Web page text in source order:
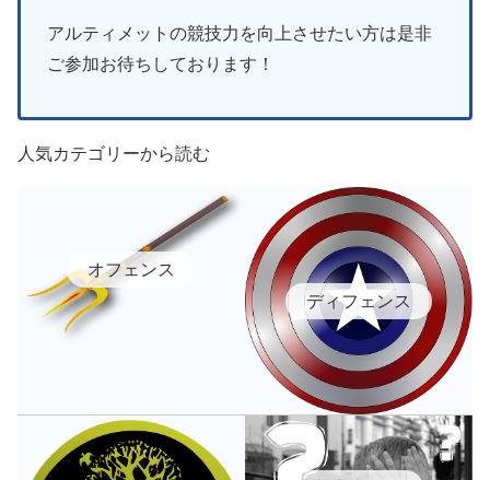
アルティメットの競技力を向上させたい方は是非
ご参加お待ちしております！
人気カテゴリーから読む
オフェンス
ディフェンス